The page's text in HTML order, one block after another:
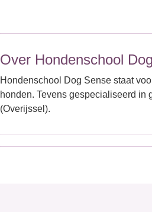
Over Hondenschool
Hondenschool Dog Sense staat
honden. Tevens gespecialiseerd in
(Overijssel).